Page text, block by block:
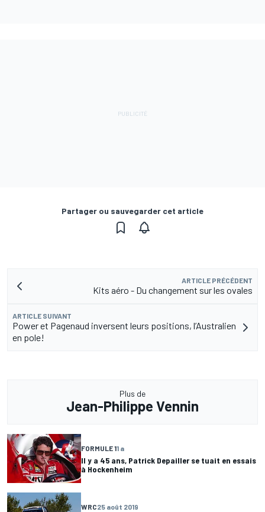
Partager ou sauvegarder cet article
ARTICLE PRÉCÉDENT
Kits aéro - Du changement sur les ovales
ARTICLE SUIVANT
Power et Pagenaud inversent leurs positions, l’Australien
en pole!
Plus de
Jean-Philippe Vennin
FORMULE 11 a
Il y a 45 ans, Patrick Depailler se tuait en essais
à Hockenheim
WRC25 août 2019